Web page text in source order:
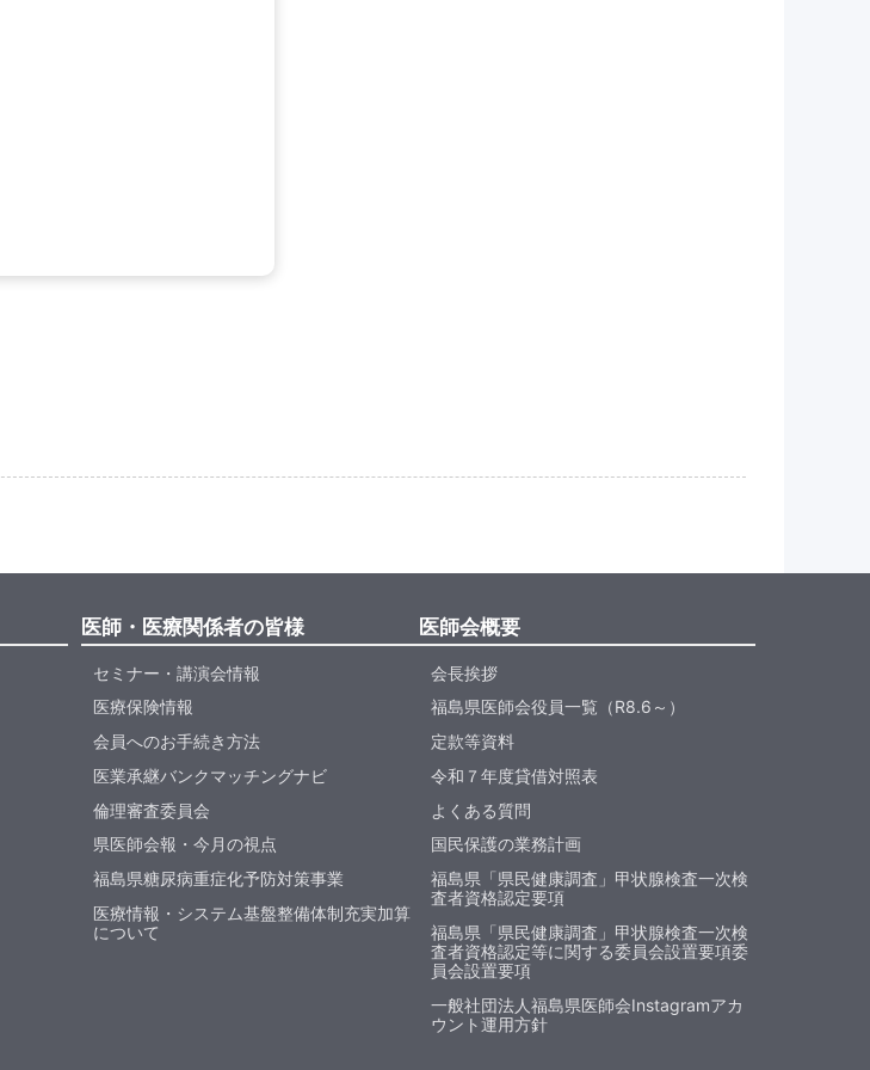
医師・医療関係者の皆様
セミナー・講演会情報
医療保険情報
会員へのお手続き方法
医業承継バンクマッチングナビ
倫理審査委員会
県医師会報・今月の視点
福島県糖尿病重症化予防対策事業
医療情報・システム基盤整備体制充実加算
について
医師会概要
会長挨拶
福島県医師会役員一覧（R8.6～）
定款等資料
令和７年度貸借対照表
よくある質問
国民保護の業務計画
福島県「県民健康調査」甲状腺検査一次検
査者資格認定要項
福島県「県民健康調査」甲状腺検査一次検
査者資格認定等に関する委員会設置要項委
員会設置要項
一般社団法人福島県医師会Instagramアカ
ウント運用方針